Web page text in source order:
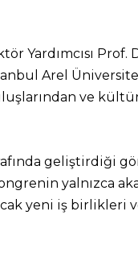
Yardımcısı Prof.
Arel
ve
geliştirdiği
yalnızca
yeni iş birlikleri